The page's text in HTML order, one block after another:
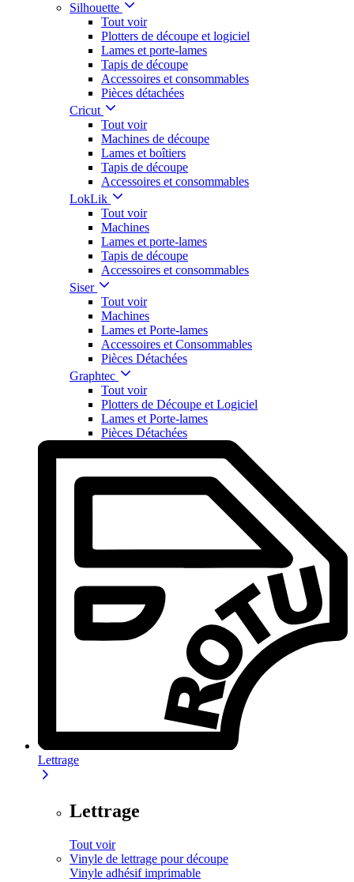
Silhouette
Tout voir
Plotters de découpe et logiciel
Lames et porte-lames
Tapis de découpe
Accessoires et consommables
Pièces détachées
Cricut
Tout voir
Machines de découpe
Lames et boîtiers
Tapis de découpe
Accessoires et consommables
LokLik
Tout voir
Machines
Lames et porte-lames
Tapis de découpe
Accessoires et consommables
Siser
Tout voir
Machines
Lames et Porte-lames
Accessoires et Consommables
Pièces Détachées
Graphtec
Tout voir
Plotters de Découpe et Logiciel
Lames et Porte-lames
Pièces Détachées
Lettrage
Lettrage
Tout voir
Vinyle de lettrage pour découpe
Vinyle adhésif imprimable